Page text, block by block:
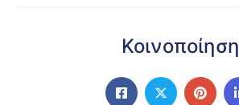
Κοινοποίηση